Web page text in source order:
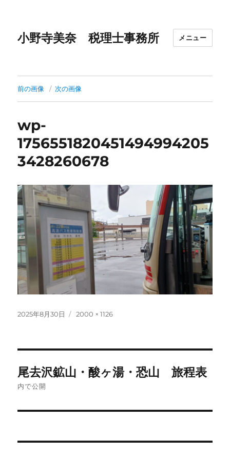
小野寺美奈 税理士事務所 メニュー
前の画像 次の画像
wp-
1756551820451494994205
3428260678
投
2025年8月30日
フ
2000 × 1126
稿
ゲ
尾去沢鉱山・酸ヶ湯・恐山 旅程表
内で公開